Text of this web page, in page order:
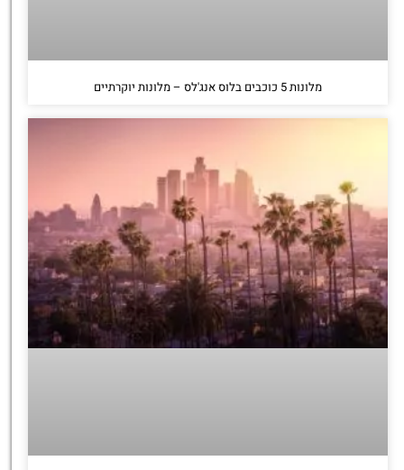
מלונות 5 כוכבים בלוס אנג'לס – מלונות יוקרתיים